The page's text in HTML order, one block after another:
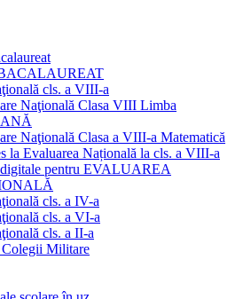
cls. a VIII-a
Naţională Clasa VIII Limba
Naţională Clasa a VIII-a Matematică
la Evaluarea Națională la cls. a VIII-a
digitale pentru EVALUAREA
cls. a IV-a
cls. a VI-a
cls. a II-a
Militare